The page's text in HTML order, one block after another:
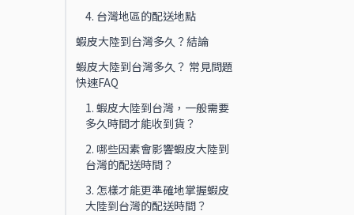
4. 台灣地區的配送地點
蝦皮大陸到台灣多久？結論
蝦皮大陸到台灣多久？ 常見問題
快速FAQ
1. 蝦皮大陸到台灣，一般需要
多久時間才能收到貨？
2. 哪些因素會影響蝦皮大陸到
台灣的配送時間？
3. 怎樣才能更準確地掌握蝦皮
大陸到台灣的配送時間？